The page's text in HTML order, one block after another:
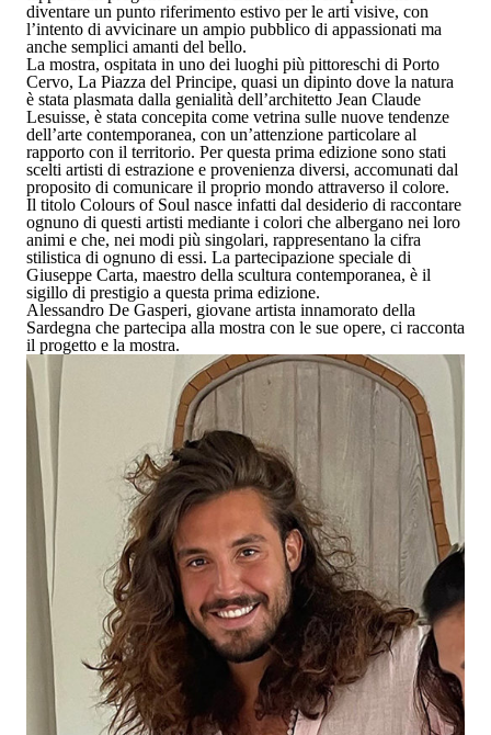
diventare un punto riferimento estivo per le arti visive, con
l’intento di avvicinare un ampio pubblico di appassionati ma
anche semplici amanti del bello.
La mostra, ospitata in uno dei luoghi più pittoreschi di Porto
Cervo, La Piazza del Principe, quasi un dipinto dove la natura
è stata plasmata dalla genialità dell’architetto Jean Claude
Lesuisse, è stata concepita come vetrina sulle nuove tendenze
dell’arte contemporanea, con un’attenzione particolare al
rapporto con il territorio. Per questa prima edizione sono stati
scelti artisti di estrazione e provenienza diversi, accomunati dal
proposito di comunicare il proprio mondo attraverso il colore.
Il titolo Colours of Soul nasce infatti dal desiderio di raccontare
ognuno di questi artisti mediante i colori che albergano nei loro
animi e che, nei modi più singolari, rappresentano la cifra
stilistica di ognuno di essi. La partecipazione speciale di
Giuseppe Carta, maestro della scultura contemporanea, è il
sigillo di prestigio a questa prima edizione.
Alessandro De Gasperi, giovane artista innamorato della
Sardegna che partecipa alla mostra con le sue opere, ci racconta
il progetto e la mostra.